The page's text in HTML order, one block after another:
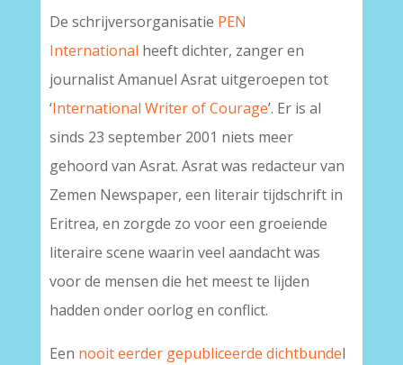
De schrijversorganisatie PEN
International heeft dichter, zanger en
journalist Amanuel Asrat uitgeroepen tot
‘International Writer of Courage’. Er is al
sinds 23 september 2001 niets meer
gehoord van Asrat. Asrat was redacteur van
Zemen Newspaper, een literair tijdschrift in
Eritrea, en zorgde zo voor een groeiende
literaire scene waarin veel aandacht was
voor de mensen die het meest te lijden
hadden onder oorlog en conflict.
Een nooit eerder gepubliceerde dichtbundel